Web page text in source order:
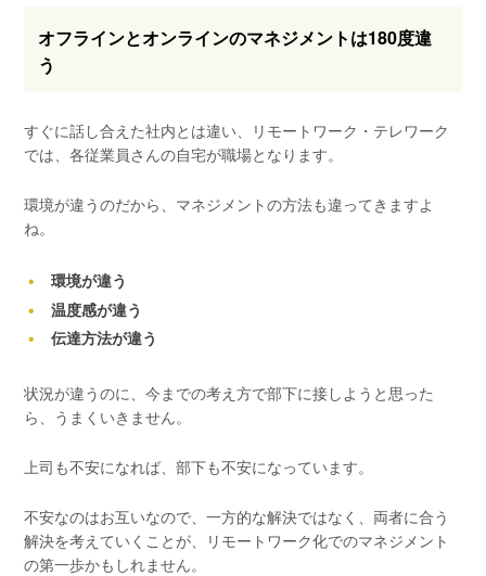
オフラインとオンラインのマネジメントは180度違
う
すぐに話し合えた社内とは違い、リモートワーク・テレワーク
では、各従業員さんの自宅が職場となります。
環境が違うのだから、マネジメントの方法も違ってきますよ
ね。
環境が違う
温度感が違う
伝達方法が違う
状況が違うのに、今までの考え方で部下に接しようと思った
ら、うまくいきません。
上司も不安になれば、部下も不安になっています。
不安なのはお互いなので、一方的な解決ではなく、両者に合う
解決を考えていくことが、リモートワーク化でのマネジメント
の第一歩かもしれません。